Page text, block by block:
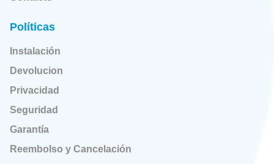
Políticas
Instalación
Devolucion
Privacidad
Seguridad
Garantía
Reembolso y Cancelación